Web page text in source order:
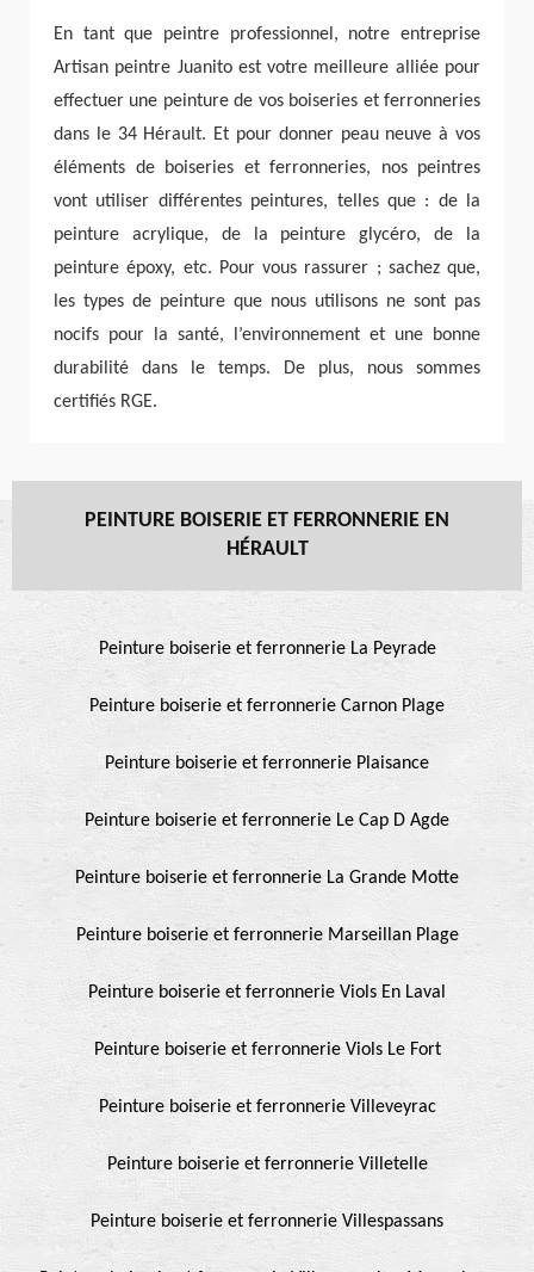
En tant que peintre professionnel, notre entreprise
Artisan peintre Juanito est votre meilleure alliée pour
effectuer une peinture de vos boiseries et ferronneries
dans le 34 Hérault. Et pour donner peau neuve à vos
éléments de boiseries et ferronneries, nos peintres
vont utiliser différentes peintures, telles que : de la
peinture acrylique, de la peinture glycéro, de la
peinture époxy, etc. Pour vous rassurer ; sachez que,
les types de peinture que nous utilisons ne sont pas
nocifs pour la santé, l’environnement et une bonne
durabilité dans le temps. De plus, nous sommes
certifiés RGE.
PEINTURE BOISERIE ET FERRONNERIE EN
HÉRAULT
Peinture boiserie et ferronnerie La Peyrade
Peinture boiserie et ferronnerie Carnon Plage
Peinture boiserie et ferronnerie Plaisance
Peinture boiserie et ferronnerie Le Cap D Agde
Peinture boiserie et ferronnerie La Grande Motte
Peinture boiserie et ferronnerie Marseillan Plage
Peinture boiserie et ferronnerie Viols En Laval
Peinture boiserie et ferronnerie Viols Le Fort
Peinture boiserie et ferronnerie Villeveyrac
Peinture boiserie et ferronnerie Villetelle
Peinture boiserie et ferronnerie Villespassans